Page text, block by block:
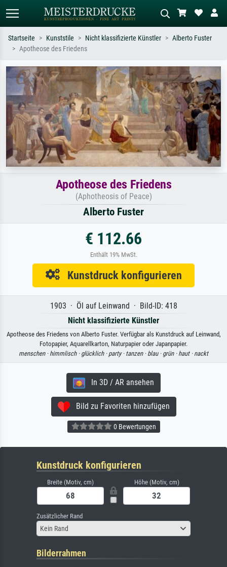
Suchen Sie nach Künstlern, Werktiteln
oder Stilen – z.B. Monet,
Sternennacht, Impressionismus, Welle
Hokusai, Akt.
Beschreiben Sie die Szene – z.B. Grüne
Wiese, Abstrakt mit viel Rot, Dunkles
Ölgemälde, Stehender Akt neben einem
Baum.
Startseite Kunststile Nicht klassifizierte Künstler
Alberto Fuster
Apotheose des Friedens
Apotheose des Friedens
(Aphotheosis of Peace)
Alberto Fuster
€ 112.66
Enthält 19% MwSt.
Kunstdruck konfigurieren
1903 · Öl auf Leinwand · Bild-ID: 418
Nicht klassifizierte Künstler
Apotheose des Friedens von Alberto Fuster. Verfügbar als Kunstdruck auf Leinwand,
Fotopapier, Aquarellkarton, Naturpapier oder Japanpapier.
menschen · himmlisch · glücklich · party · tanzen · blau · grün · haut · nackt
In 3D / AR ansehen
Bild zu Favoriten hinzufügen
0 Bewertungen
Kunstdruck konfigurieren
Breite (Motiv, cm) Höhe (Motiv, cm)
Zusätzlicher Rand
Kein Rand
Bilderrahmen